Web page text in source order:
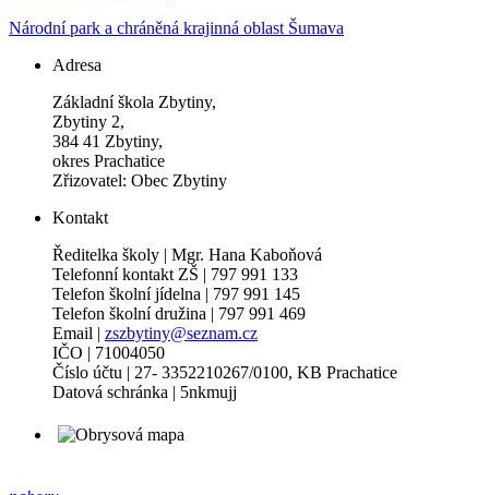
Národní park a chráněná krajinná oblast Šumava
Adresa
Základní škola Zbytiny,
Zbytiny 2,
384 41 Zbytiny,
okres Prachatice
Zřizovatel: Obec Zbytiny
Kontakt
Ředitelka školy | Mgr. Hana Kaboňová
Telefonní kontakt ZŠ | 797 991 133
Telefon školní jídelna | 797 991 145
Telefon školní družina | 797 991 469
Email | zszbytiny@seznam.cz
IČO | 71004050
Číslo účtu | 27- 3352210267/0100, KB Prachatice
Datová schránka | 5nkmujj